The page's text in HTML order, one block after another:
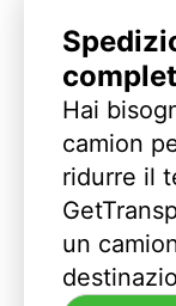
Hai
camion
ridurre il
un